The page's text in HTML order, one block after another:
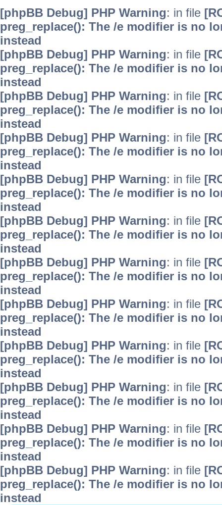
[phpBB Debug] PHP Warning: in file
preg_replace(): The /e modifier is no
instead
[phpBB Debug] PHP Warning: in file
preg_replace(): The /e modifier is no
instead
[phpBB Debug] PHP Warning: in file
preg_replace(): The /e modifier is no
instead
[phpBB Debug] PHP Warning: in file
preg_replace(): The /e modifier is no
instead
[phpBB Debug] PHP Warning: in file
preg_replace(): The /e modifier is no
instead
[phpBB Debug] PHP Warning: in file
preg_replace(): The /e modifier is no
instead
[phpBB Debug] PHP Warning: in file
preg_replace(): The /e modifier is no
instead
[phpBB Debug] PHP Warning: in file
preg_replace(): The /e modifier is no
instead
[phpBB Debug] PHP Warning: in file
preg_replace(): The /e modifier is no
instead
[phpBB Debug] PHP Warning: in file
preg_replace(): The /e modifier is no
instead
[phpBB Debug] PHP Warning: in file
preg_replace(): The /e modifier is no
instead
[phpBB Debug] PHP Warning: in file
preg_replace(): The /e modifier is no
instead